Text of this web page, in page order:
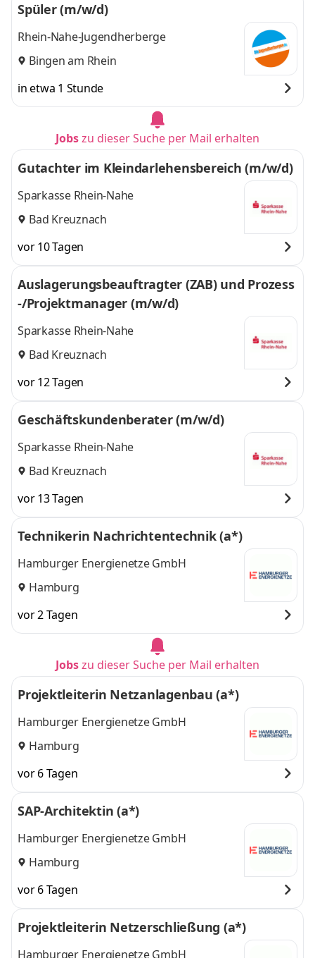
Spüler (m/w/d)
Rhein-Nahe-Jugendherberge
Bingen am Rhein
in etwa 1 Stunde
Jobszu dieser Suche per Mail erhalten
Gutachter im Kleindarlehensbereich (m/w/d)
Sparkasse Rhein-Nahe
Bad Kreuznach
vor 10 Tagen
Auslagerungsbeauftragter (ZAB) und Prozess
-/Projektmanager (m/w/d)
Sparkasse Rhein-Nahe
Bad Kreuznach
vor 12 Tagen
Geschäftskundenberater (m/w/d)
Sparkasse Rhein-Nahe
Bad Kreuznach
vor 13 Tagen
Technikerin Nachrichtentechnik (a*)
Hamburger Energienetze GmbH
Hamburg
vor 2 Tagen
Jobszu dieser Suche per Mail erhalten
Projektleiterin Netzanlagenbau (a*)
Hamburger Energienetze GmbH
Hamburg
vor 6 Tagen
SAP-Architektin (a*)
Hamburger Energienetze GmbH
Hamburg
vor 6 Tagen
Projektleiterin Netzerschließung (a*)
Hamburger Energienetze GmbH